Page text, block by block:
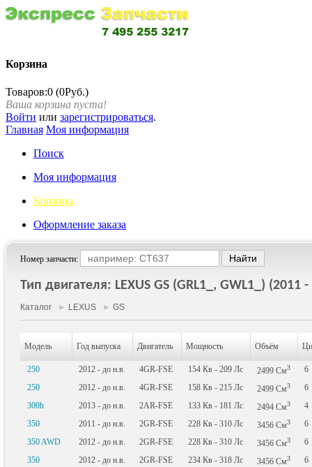
Корзина
Товаров:0 (0Руб.)
Ваша корзина пуста!
Войти или зарегистрироваться.
Главная Моя информация
Поиск
Моя информация
Корзина
Оформление заказа
Номер запчасти:
Тип двигателя: LEXUS GS (GRL1_, GWL1_) (2011
Каталог ► LEXUS ► GS
Модель Год выпуска Двигатель Мощность Объём
250 2012 - до н.в. 4GR-FSE 154 Кв - 209 Лс 2499 См3
6
250
2012 - до н.в. 4GR-FSE 158 Кв - 215 Лс 2499 См3
6
300h
2013 - до н.в. 2AR-FSE 133 Кв - 181 Лс 2494 См3
4
350
2011 - до н.в. 2GR-FSE 228 Кв - 310 Лс 3456 См3
6
350 AWD
2012 - до н.в. 2GR-FSE 228 Кв - 310 Лс 3456 См3
6
350
2012 - до н.в. 2GR-FSE 234 Кв - 318 Лс 3456 См3
6